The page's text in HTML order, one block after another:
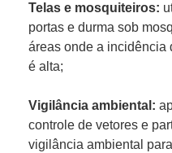
Telas e mosquiteiros:
portas e durma sob
áreas onde a incidência
é alta;
Vigilância ambiental:
controle de vetores e
vigilância ambiental